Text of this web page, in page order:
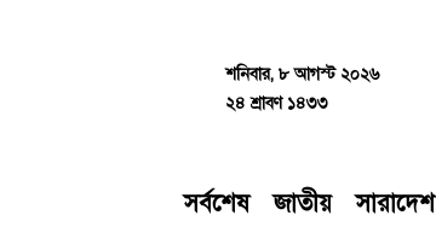
শনিবার, ৮ আগস্ট ২০২৬
২৪ শ্রাবণ ১৪৩৩
সর্বশেষ জাতীয় সারাদেশ